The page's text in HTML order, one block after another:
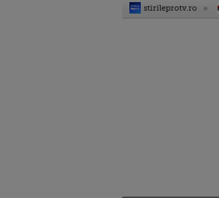
stirileprotv.ro